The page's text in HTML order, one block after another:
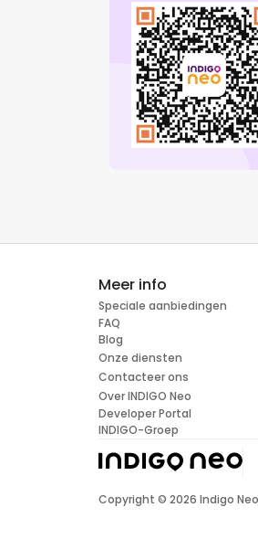
Meer info
Speciale aanbiedingen
FAQ
Blog
Onze diensten
Contacteer ons
Over INDIGO Neo
Developer Portal
INDIGO-Groep
Copyright © 2026 Indigo